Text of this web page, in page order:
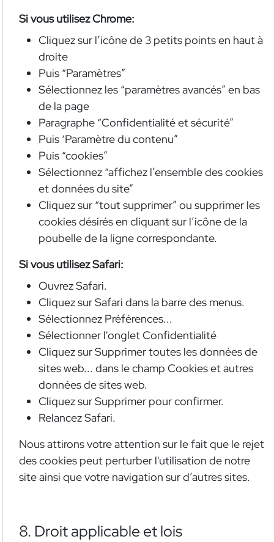
Si vous utilisez Chrome:
Cliquez sur l’icône de 3 petits points en haut à
droite
Puis “Paramètres”
Sélectionnez les “paramètres avancés” en bas
de la page
Paragraphe “Confidentialité et sécurité”
Puis ‘Paramètre du contenu”
Puis “cookies”
Sélectionnez “affichez l’ensemble des cookies
et données du site”
Cliquez sur “tout supprimer” ou supprimer les
cookies désirés en cliquant sur l’icône de la
poubelle de la ligne correspondante.
Si vous utilisez Safari:
Ouvrez Safari.
Cliquez sur Safari dans la barre des menus.
Sélectionnez Préférences...
Sélectionner l'onglet Confidentialité
Cliquez sur Supprimer toutes les données de
sites web... dans le champ Cookies et autres
données de sites web.
Cliquez sur Supprimer pour confirmer.
Relancez Safari.
Nous attirons votre attention sur le fait que le rejet
des cookies peut perturber l'utilisation de notre
site ainsi que votre navigation sur d’autres sites.
8. Droit applicable et lois